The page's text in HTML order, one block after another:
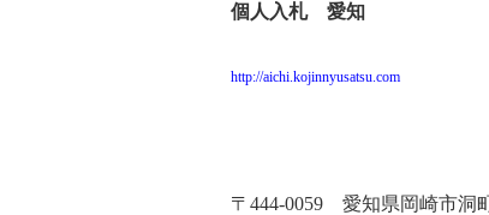
個人入札 愛知
http://aichi.kojinnyusatsu.com
〒 444-0059 愛知県岡崎市洞